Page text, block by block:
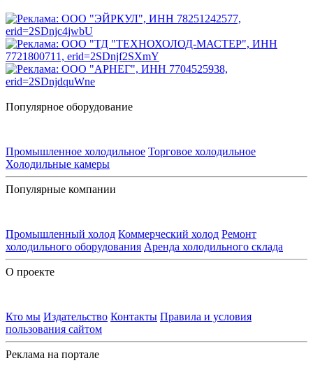
Популярное оборудование
Промышленное холодильное Торговое холодильное
Холодильные камеры
Популярные компании
Промышленный холод Коммерческий холод Ремонт
холодильного оборудования Аренда холодильного склада
О проекте
Кто мы Издательство Контакты Правила и условия
пользования сайтом
Реклама на портале